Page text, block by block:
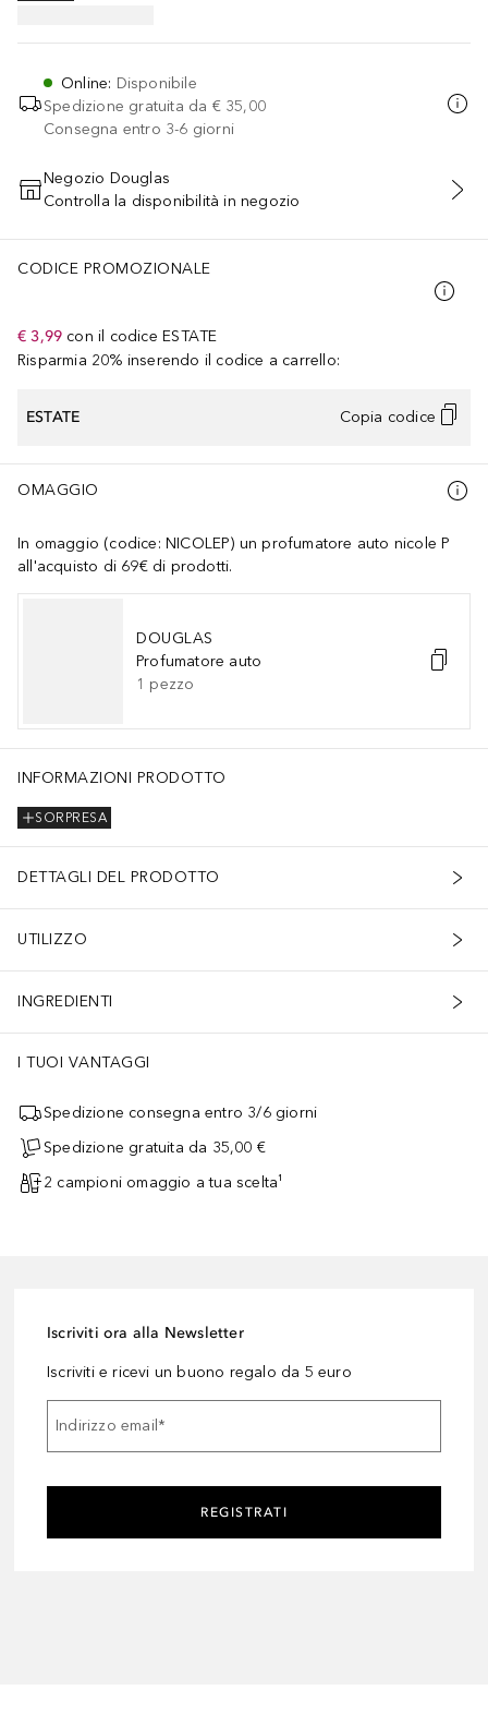
Online: Disponibile
Spedizione gratuita da € 35,00
Consegna entro 3-6 giorni
AGGIUNGI AL CARRELLO
Negozio Douglas
Controlla la disponibilità in negozio
CODICE PROMOZIONALE
€ 3,99 con il codice ESTATE
Risparmia 20% inserendo il codice a carrello:
ESTATE Copia codice
OMAGGIO
In omaggio (codice: NICOLEP) un profumatore auto nicole P
all'acquisto di 69€ di prodotti.
DOUGLAS
Profumatore auto
1 pezzo
INFORMAZIONI PRODOTTO
SORPRESA
DETTAGLI DEL PRODOTTO
UTILIZZO
INGREDIENTI
I TUOI VANTAGGI
Spedizione consegna entro 3/6 giorni
Spedizione gratuita da 35,00 €
2 campioni omaggio a tua scelta¹
Iscriviti ora alla Newsletter
Iscriviti e ricevi un buono regalo da 5 euro
Indirizzo email*
REGISTRATI